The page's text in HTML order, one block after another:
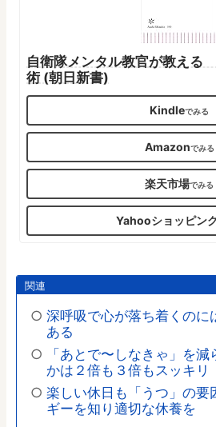
自衛隊メンタル教官が教える
術 (朝日新書)
Kindle
Amazon
楽天市場
Yahooショッピン
関連
深呼吸で心が落ち着くのに
ある
「あとで〜しなきゃ」を
かは２倍も３倍もスッキリ
楽しい休日も「うつ」の要
ギーを知り適切な休養を